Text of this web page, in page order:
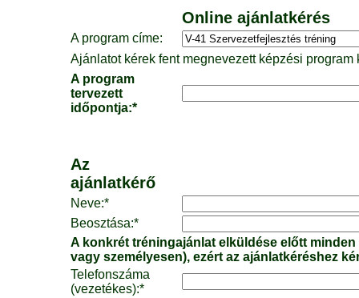
Online ajánlatkérés
A program címe:
Ajánlatot kérek fent megnevezett képzési
A program
tervezett
időpontja:*
Az
ajánlatkérő
Neve:*
Beosztása:*
A konkrét tréningajánlat elküldése előtt
vagy személyesen), ezért az ajánlatkéréshez
Telefonszáma
(vezetékes):*